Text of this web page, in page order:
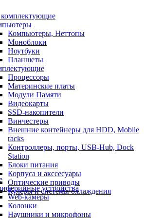
Компьютеры, Неттопы
Моноблоки
Ноутбуки
Планшеты
Процессоры
Материнские платы
Модули Памяти
Видеокарты
SSD-накопители
Винчестеры
Внешние контейнеры для HDD, Mobile
racks
Контроллеры, порты, USB-Hub, Dock
Station
Блоки питания
Корпуса и акссесуары
Оптические приводы
Кулеры и системы охлаждения
устройства
Web-камеры
Колонки
Наушники и микрофоны